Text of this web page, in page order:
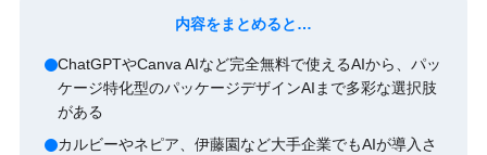
内容をまとめると…
ChatGPTやCanva AIなど完全無料で使えるAIから、パッ
ケージ特化型のパッケージデザインAIまで多彩な選択肢
がある
カルビーやネピア、伊藤園など大手企業でもAIが導入さ